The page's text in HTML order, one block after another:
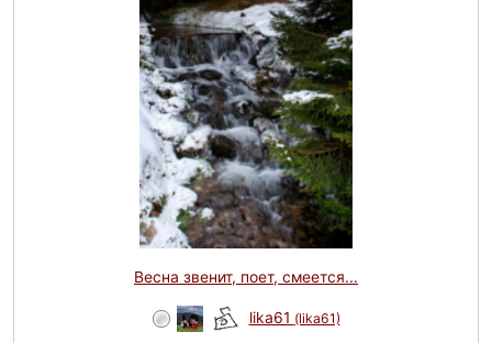
Весна звенит, поет, смеется...
lika61 (lika61)